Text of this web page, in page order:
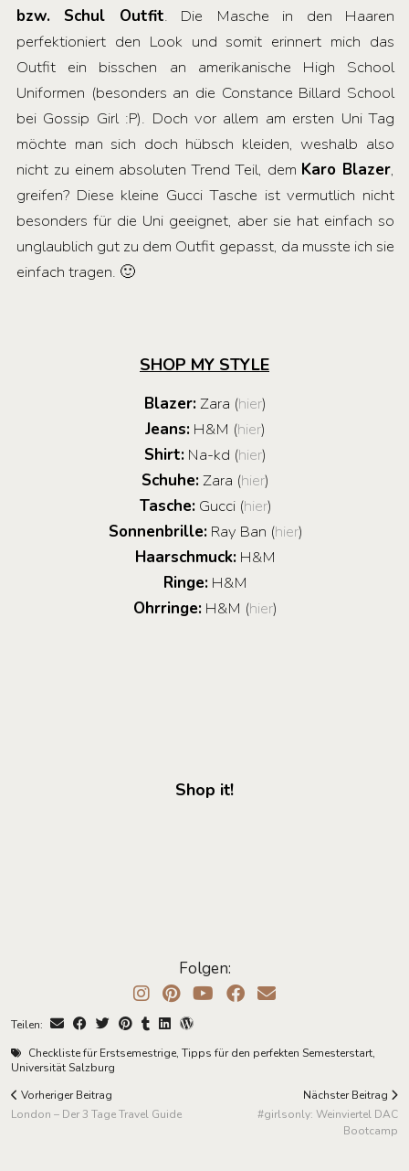
bzw. Schul Outfit. Die Masche in den Haaren
perfektioniert den Look und somit erinnert mich das
Outfit ein bisschen an amerikanische High School
Uniformen (besonders an die Constance Billard School
bei Gossip Girl :P). Doch vor allem am ersten Uni Tag
möchte man sich doch hübsch kleiden, weshalb also
nicht zu einem absoluten Trend Teil, dem Karo Blazer,
greifen? Diese kleine Gucci Tasche ist vermutlich nicht
besonders für die Uni geeignet, aber sie hat einfach so
unglaublich gut zu dem Outfit gepasst, da musste ich sie
einfach tragen. 🙂
SHOP MY STYLE
Blazer:Zara (hier)
Jeans: H&M (hier)
Shirt: Na-kd (hier)
Schuhe:Zara (hier)
Tasche:Gucci (hier)
Sonnenbrille:Ray Ban (hier)
Haarschmuck: H&M
Ringe: H&M
Ohrringe: H&M (hier)
Shop it!
Folgen:
Teilen:
Checkliste für Erstsemestrige, Tipps für den perfekten Semesterstart,
Universität Salzburg
Vorheriger Beitrag
London – Der 3 Tage Travel Guide
Nächster Beitrag
#girlsonly: Weinviertel DAC
Bootcamp